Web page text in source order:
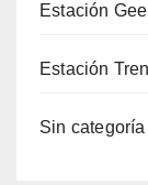
Estación
Estación
Sin categoría